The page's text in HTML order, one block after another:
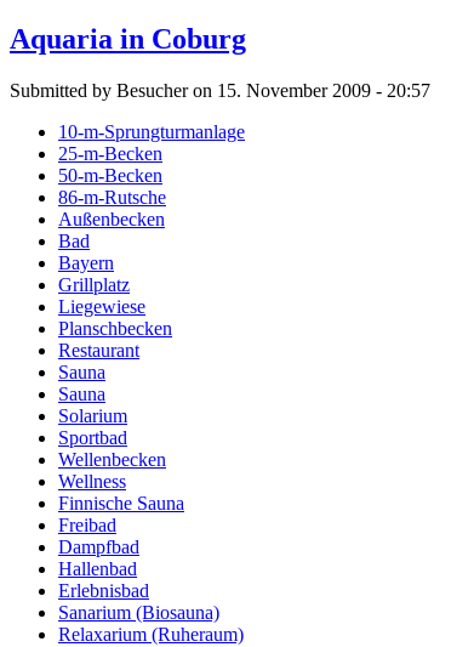
Aquaria in Coburg
Submitted by Besucher on 15. November 2009 - 20:57
10-m-Sprungturmanlage
25-m-Becken
50-m-Becken
86-m-Rutsche
Außenbecken
Bad
Bayern
Grillplatz
Liegewiese
Planschbecken
Restaurant
Sauna
Sauna
Solarium
Sportbad
Wellenbecken
Wellness
Finnische Sauna
Freibad
Dampfbad
Hallenbad
Erlebnisbad
Sanarium (Biosauna)
Relaxarium (Ruheraum)